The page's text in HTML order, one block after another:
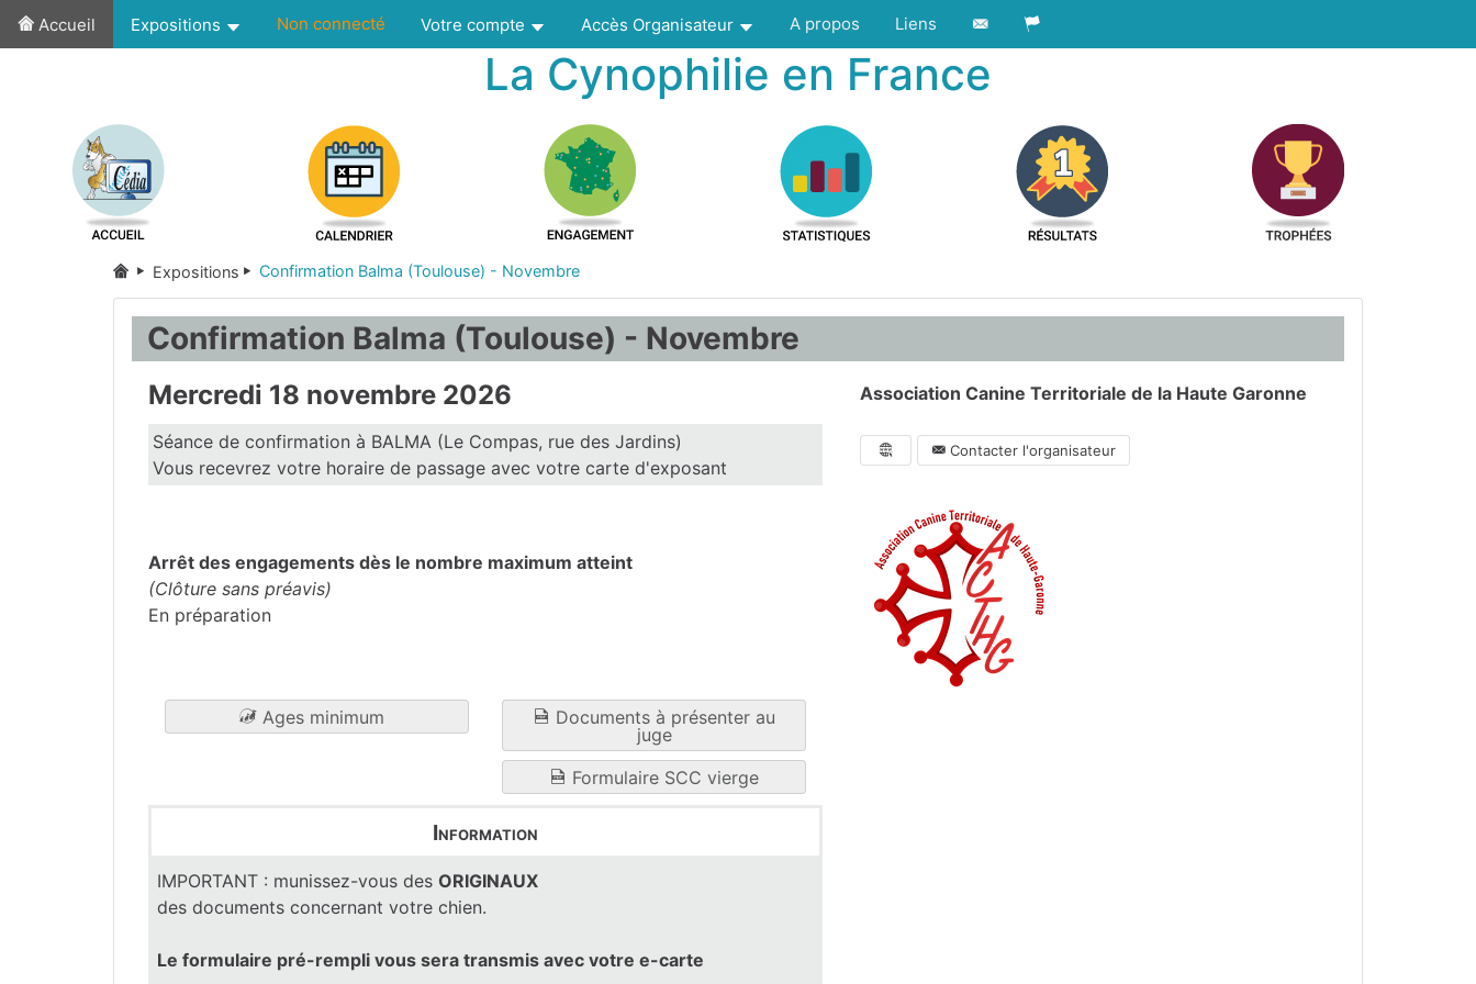
Accueil Expositions Non connecté Votre compte Accès Organisateur A propos Liens
La Cynophilie en France
Expositions Confirmation Balma (Toulouse) - Novembre
Confirmation Balma (Toulouse) - Novembre
Mercredi 18 novembre 2026
Séance de confirmation à BALMA (Le Compas, rue des Jardins)
Vous recevrez votre horaire de passage avec votre carte d'exposant
Arrêt des engagements dès le nombre maximum atteint
(Clôture sans préavis)
En préparation
Ages minimum
Documents à présenter au
juge
Formulaire SCC vierge
Information
IMPORTANT : munissez-vous des ORIGINAUX
des documents concernant votre chien.
Le formulaire pré-rempli vous sera transmis avec votre e-carte
Association Canine Territoriale de la Haute Garonne
Contacter l'organisateur